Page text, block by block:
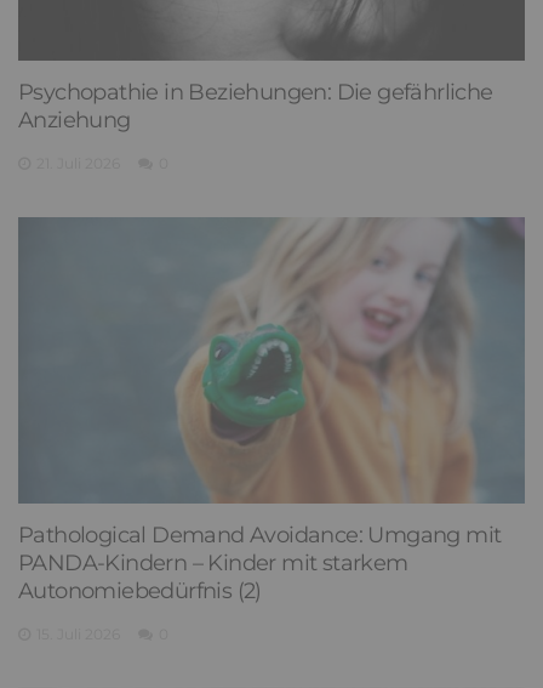
Psychopathie in Beziehungen: Die gefährliche
Anziehung
Pathological Demand Avoidance: Umgang mit
PANDA-Kindern – Kinder mit starkem
Autonomiebedürfnis (2)